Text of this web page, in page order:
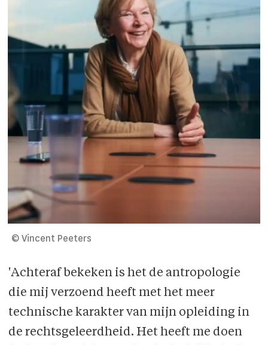
© Vincent Peeters
'Achteraf bekeken is het de antropologie
die mij verzoend heeft met het meer
technische karakter van mijn opleiding in
de rechtsgeleerdheid. Het heeft me doen